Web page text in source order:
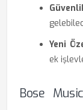
Yeni
ek
Bose